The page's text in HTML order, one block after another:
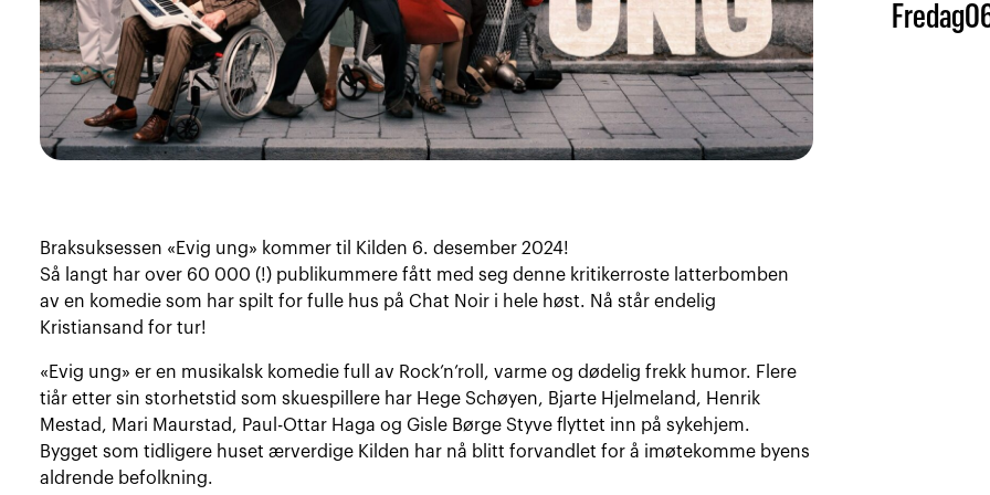
Fredag
Braksuksessen «Evig ung» kommer til Kilden 6. desember 2024!
Så langt har over 60 000 (!) publikummere fått med seg denne kritikerroste latterbomben
av en komedie som har spilt for fulle hus på Chat Noir i hele høst. Nå står endelig
Kristiansand for tur!
«Evig ung» er en musikalsk komedie full av Rock’n’roll, varme og dødelig frekk humor. Flere
tiår etter sin storhetstid som skuespillere har Hege Schøyen, Bjarte Hjelmeland, Henrik
Mestad, Mari Maurstad, Paul-Ottar Haga og Gisle Børge Styve flyttet inn på sykehjem.
Bygget som tidligere huset ærverdige Kilden har nå blitt forvandlet for å imøtekomme byens
aldrende befolkning.